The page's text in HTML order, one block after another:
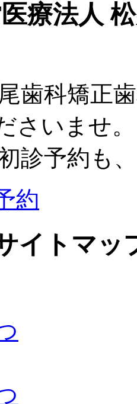
医療法人
歯科矯正
さいませ。
診予約も
約
イトマッ